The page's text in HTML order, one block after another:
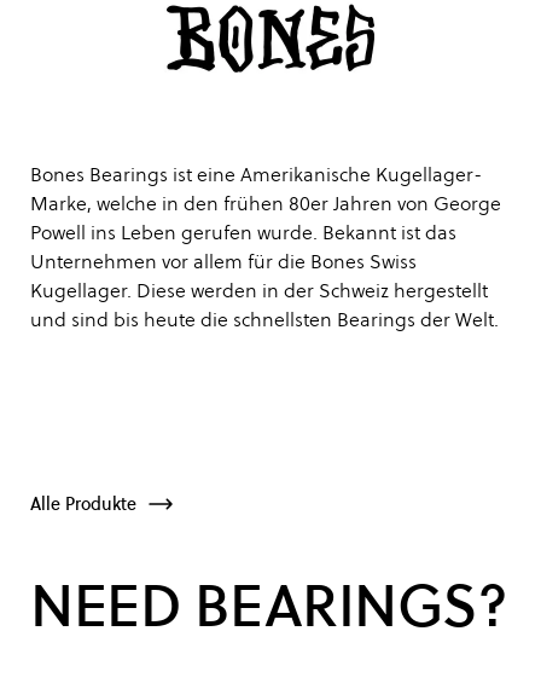
Bones Bearings ist eine Amerikanische Kugellager-
Marke, welche in den frühen 80er Jahren von George
Powell ins Leben gerufen wurde. Bekannt ist das
Unternehmen vor allem für die Bones Swiss
Kugellager. Diese werden in der Schweiz hergestellt
und sind bis heute die schnellsten Bearings der Welt.
Alle Produkte
NEED BEARINGS?